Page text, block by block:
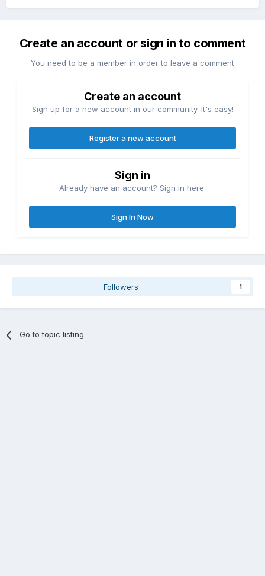
Create an account or sign in to comment
You need to be a member in order to leave a comment
Create an account
Sign up for a new account in our community. It's easy!
Register a new account
Sign in
Already have an account? Sign in here.
Sign In Now
Followers 1
Go to topic listing